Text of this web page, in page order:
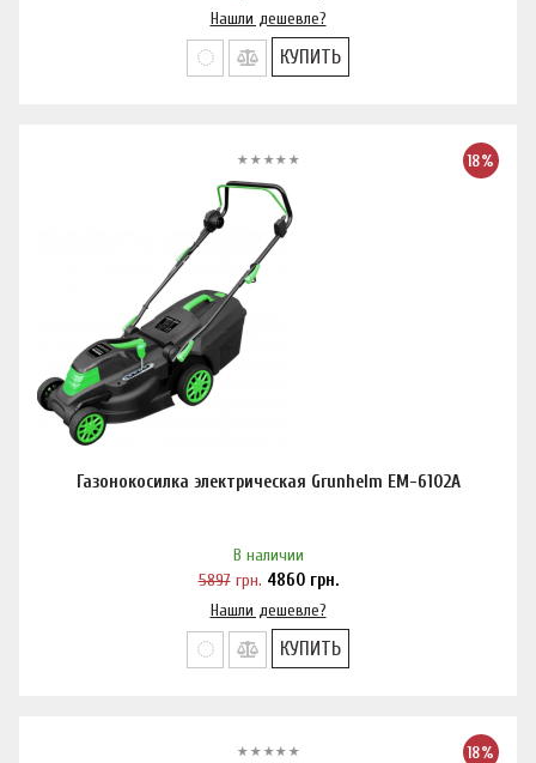
Нашли дешевле?
КУПИТЬ
18%
Газонокосилка электрическая Grunhelm EM-6102A
В наличии
5897грн. 4860грн.
Нашли дешевле?
КУПИТЬ
18%